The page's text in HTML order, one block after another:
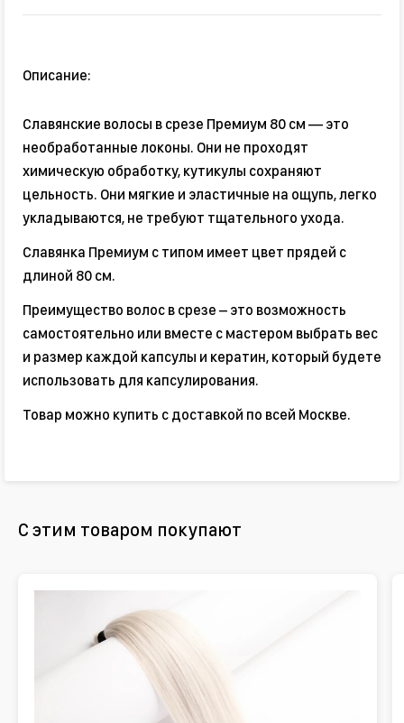
Описание:
Славянские волосы в срезе Премиум 80 см — это
необработанные локоны. Они не проходят
химическую обработку, кутикулы сохраняют
цельность. Они мягкие и эластичные на ощупь, легко
укладываются, не требуют тщательного ухода.
Славянка Премиум с типом имеет цвет прядей с
длиной 80 см.
Преимущество волос в срезе – это возможность
самостоятельно или вместе с мастером выбрать вес
и размер каждой капсулы и кератин, который будете
использовать для капсулирования.
Товар можно купить с доставкой по всей Москве.
С этим товаром покупают